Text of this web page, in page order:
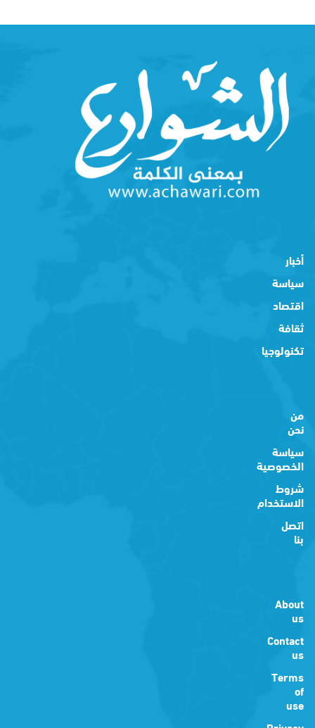
أخبار
سياسة
اقتصاد
ثقافة
تكنولوجيا
من
نحن
سياسة
الخصوصية
شروط
الاستخدام
اتصل
بنا
About
us
Contact
us
Terms
of
use